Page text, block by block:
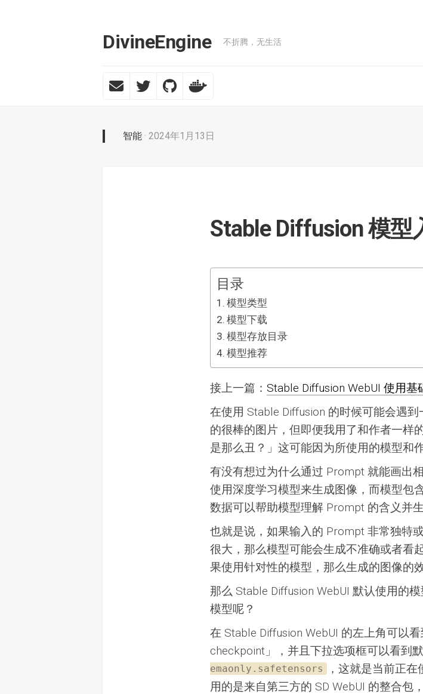
DivineEngine 不折腾，无生活
智能 · 2024年1月13日
Stable Diffusion 模型
目录
模型类型
模型下载
模型存放目录
模型推荐
接上一篇： Stable Diffusion WebUI 使用基
在使用 Stable Diffusion 的时候可能会遇
的很棒的图片，但即便我用了和作者一样
是那么丑？」这可能因为所使用的模型和
有没有想过为什么通过 Prompt 就能画出
使用深度学习模型来生成图像，而模型包
数据可以帮助模型理解 Prompt 的含义并
也就是说，如果输入的 Prompt 非常独特
很大，那么模型可能会生成不准确或者看
果使用针对性的模型，那么生成的图像的
那么 Stable Diffusion WebUI 默认使用的
模型呢？
在 Stable Diffusion WebUI 的左上角可以
checkpoint」，并且下拉选项框可以看到
emaonly.safetensors
，这就是当前正
用的是来自第三方的 SD WebUI 的整合包